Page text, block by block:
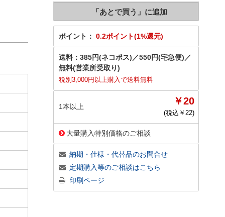
ポイント： 0.2ポイント(1%還元)
送料： 385円(ネコポス) ／550円(宅急便) ／
無料(営業所受取り)
税別3,000円以上購入で送料無料
1本以上 ￥20
(税込￥ 22)
大量購入特別価格のご相談
納期・仕様・代替品のお問合せ
定期購入等のご相談はこちら
印刷ページ